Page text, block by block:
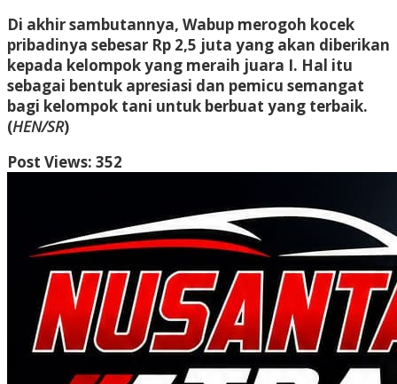
Di akhir sambutannya, Wabup merogoh kocek
pribadinya sebesar Rp 2,5 juta yang akan diberikan
kepada kelompok yang meraih juara I. Hal itu
sebagai bentuk apresiasi dan pemicu semangat
bagi kelompok tani untuk berbuat yang terbaik.
(HEN/SR)
Post Views: 352